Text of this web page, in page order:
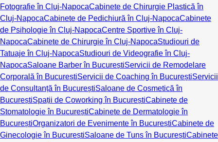
Fotografie în Cluj-NapocaCabinete de Chirurgie Plastică în
Cluj-NapocaCabinete de Pedichiură în Cluj-NapocaCabinete
de Psihologie în Cluj-NapocaCentre Sportive în Cluj-
NapocaCabinete de Chirurgie în Cluj-NapocaStudiouri de
Tatuaje în Cluj-NapocaStudiouri de Videografie în Cluj-
NapocaSaloane Barber în BucureștiServicii de Remodelare
Corporală în BucureștiServicii de Coaching în BucureștiServicii
de Consultanță în BucureștiSaloane de Cosmetică în
BucureștiSpații de Coworking în BucureștiCabinete de
Stomatologie în BucureștiCabinete de Dermatologie în
BucureștiOrganizatori de Evenimente în BucureștiCabinete de
Ginecologie în BucureștiSaloane de Tuns în BucureștiCabinete